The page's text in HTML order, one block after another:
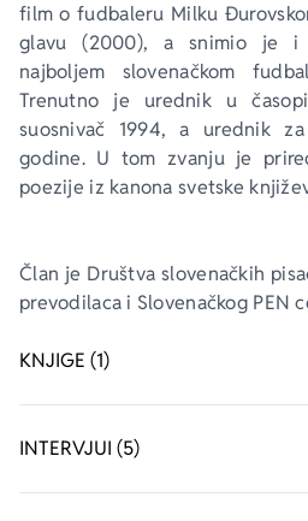
film o fudbaleru Milku
glavu (2000), a snimio je i
najboljem slovenačkom
Trenutno je urednik u
suosnivač 1994, a urednik
godine. U tom zvanju je
poezije iz kanona svetske
Član je Društva slovenačkih
prevodilaca i Slovenačkog PEN
KNJIGE (1)
INTERVJUI (5)